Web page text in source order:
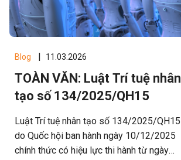
Blog | 11.03.2026
TOÀN VĂN: Luật Trí tuệ nhân
tạo số 134/2025/QH15
Luật Trí tuệ nhân tạo số 134/2025/QH15
do Quốc hội ban hành ngày 10/12/2025
chính thức có hiệu lực thi hành từ ngày